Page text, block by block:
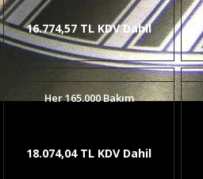
16.774,57 TL KDV Dahil
Her 165.000 Bakım
18.074,04 TL KDV Dahil